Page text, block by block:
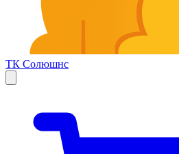
ТК Солюшнс